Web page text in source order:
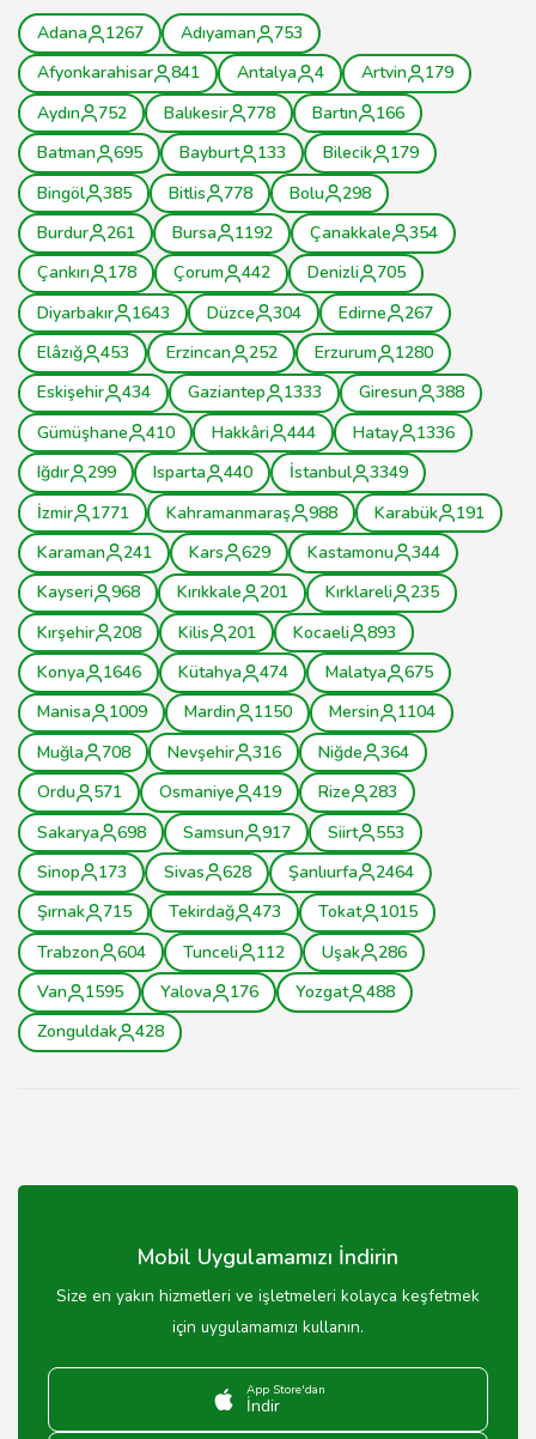
Adana 1267 Adıyaman
753
Afyonkarahisar
841 Antalya 4 Artvin
179
Aydın
752 Balıkesir 778 Bartın
166
Batman
695 Bayburt 133 Bilecik
179
Bingöl
385 Bitlis 778 Bolu
298
Burdur
261 Bursa 1192 Çanakkale
354
Çankırı
178 Çorum 442 Denizli
705
Diyarbakır
1643 Düzce 304 Edirne
267
Elâzığ
453 Erzincan 252 Erzurum
1280
Eskişehir
434 Gaziantep 1333 Giresun
388
Gümüşhane
410 Hakkâri 444 Hatay
1336
Iğdır
299 Isparta 440 İstanbul
3349
İzmir
1771 Kahramanmaraş 988 Karabük
191
Karaman
241 Kars 629 Kastamonu
344
Kayseri
968 Kırıkkale 201 Kırklareli
235
Kırşehir
208 Kilis 201 Kocaeli
893
Konya
1646 Kütahya 474 Malatya
675
Manisa
1009 Mardin 1150 Mersin
1104
Muğla
708 Nevşehir 316 Niğde
364
Ordu
571 Osmaniye 419 Rize
283
Sakarya
698 Samsun 917 Siirt
553
Sinop
173 Sivas 628 Şanlıurfa
2464
Şırnak
715 Tekirdağ 473 Tokat
1015
Trabzon
604 Tunceli 112 Uşak
286
Van
1595 Yalova 176 Yozgat
488
Zonguldak
428
Mobil Uygulamamızı İndirin
Size en yakın hizmetleri ve işletmeleri kolayca keşfetmek
için uygulamamızı kullanın.
App Store'dan
İndir